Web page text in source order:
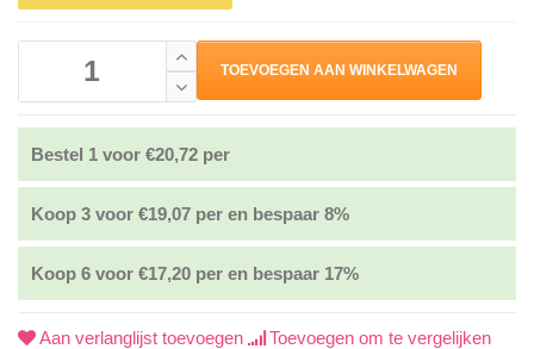
TOEVOEGEN AAN WINKELWAGEN
Bestel 1 voor €20,72 per
Koop 3 voor €19,07 per en bespaar 8%
Koop 6 voor €17,20 per en bespaar 17%
Aan verlanglijst toevoegen Toevoegen om te vergelijken